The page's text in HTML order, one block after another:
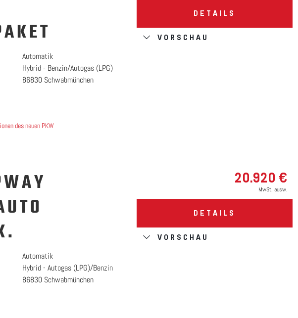
Automatik
Hybrid - Benzin/Autogas (LPG)
86830 Schwabmünchen
des neuen PKW
DETAILS
VORSCHAU
Automatik
Hybrid - Autogas (LPG)/Benzin
86830 Schwabmünchen
20.920 €
MwSt. ausw.
DETAILS
VORSCHAU